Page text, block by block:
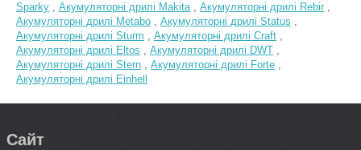
Sparky , Акумуляторні дрилі Makita, Акумуляторні дрилі Rebir ,
Акумуляторні дрилі Metabo , Акумуляторні дрилі Status ,
Акумуляторні дрилі Sturm , Акумуляторні дрилі Craft ,
Акумуляторні дрилі Eltos , Акумуляторні дрилі DWT ,
Акумуляторні дрилі Stern , Акумуляторні дрилі Forte ,
Акумуляторні дрилі Einhell
Сайт